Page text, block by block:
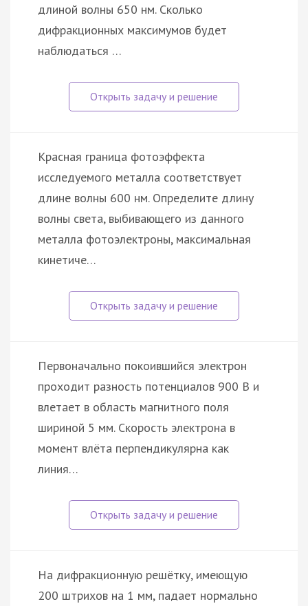
длиной волны 650 нм. Сколько
дифракционных максимумов будет
наблюдаться …
Красная граница фотоэффекта
исследуемого металла соответствует
длине волны 600 нм. Определите длину
волны света, выбивающего из данного
металла фотоэлектроны, максимальная
кинетиче…
Первоначально покоившийся электрон
проходит разность потенциалов 900 В и
влетает в область магнитного поля
шириной 5 мм. Скорость электрона в
момент влёта перпендикулярна как
линия…
На дифракционную решётку, имеющую
200 штрихов на 1 мм, падает нормально